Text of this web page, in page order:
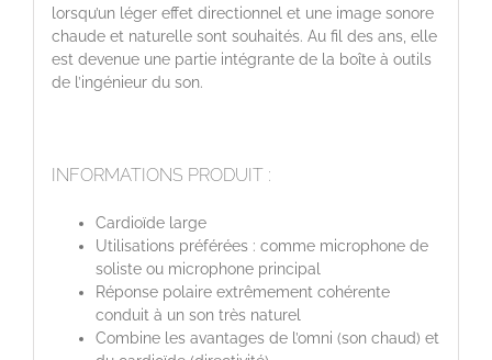
lorsqu’un léger effet directionnel et une image sonore
chaude et naturelle sont souhaités. Au fil des ans, elle
est devenue une partie intégrante de la boîte à outils
de l’ingénieur du son.
INFORMATIONS PRODUIT :
Cardioïde large
Utilisations préférées : comme microphone de
soliste ou microphone principal
Réponse polaire extrêmement cohérente
conduit à un son très naturel
Combine les avantages de l’omni (son chaud) et